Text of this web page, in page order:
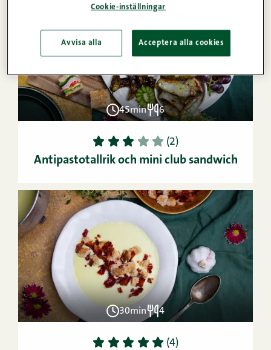
45min 6
1 2 3 4 5 (2)
Antipastotallrik och mini club sandwich
30min 4
1 2 3 4 5 (4)
Cookie-inställningar
Avvisa alla Acceptera alla cookies